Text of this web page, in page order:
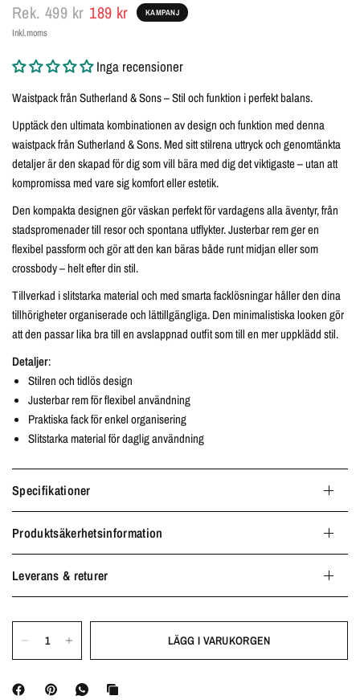
Rek. 499 kr 189 kr KAMPANJ
Inkl.moms
Inga recensioner
Waistpack från Sutherland & Sons – Stil och funktion i perfekt balans.
Upptäck den ultimata kombinationen av design och funktion med denna
waistpack från Sutherland & Sons. Med sitt stilrena uttryck och genomtänkta
detaljer är den skapad för dig som vill bära med dig det viktigaste – utan att
kompromissa med vare sig komfort eller estetik.
Den kompakta designen gör väskan perfekt för vardagens alla äventyr, från
stadspromenader till resor och spontana utflykter. Justerbar rem ger en
flexibel passform och gör att den kan bäras både runt midjan eller som
crossbody – helt efter din stil.
Tillverkad i slitstarka material och med smarta facklösningar håller den dina
tillhörigheter organiserade och lättillgängliga. Den minimalistiska looken gör
att den passar lika bra till en avslappnad outfit som till en mer uppklädd stil.
Detaljer:
Stilren och tidlös design
Justerbar rem för flexibel användning
Praktiska fack för enkel organisering
Slitstarka material för daglig användning
Specifikationer
Produktsäkerhetsinformation
Leverans & returer
LÄGG I VARUKORGEN